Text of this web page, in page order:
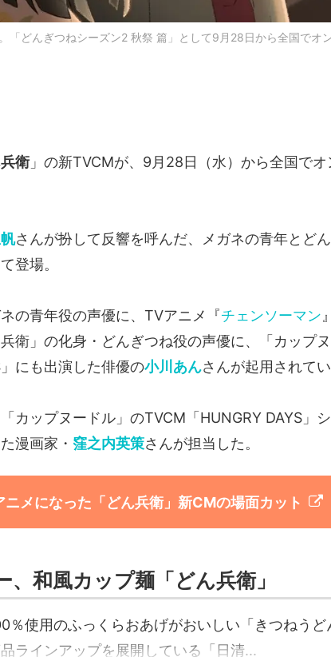
「どんぎつねシーズン2 秋祭 篇」として9月28日から全国でオ
衛」の新TVCMが、9月28日（水）から全国でオ
さんが扮して反響を呼んだ、メガネの青年とど
登場。
の青年役の声優に、TVアニメ『チェンソーマン
衛」の化身・どんぎつね役の声優に、「カップヌ
にも出演した俳優の小川あんさんが起用されてい
カップヌードル」のTVCM「HUNGRY DAYS」
漫画家・ 窪之内英策さんが担当した。
ニメになった「どん兵衛」新CMの場面カット
、和風カップ麺「どん兵衛」
％使用のふっくらおあげがおいしい「きつねうど
ラインアップを展開している「日清...